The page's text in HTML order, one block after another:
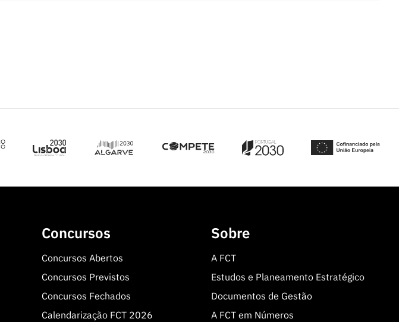
Concursos
Concursos Abertos
Concursos Previstos
Concursos Fechados
Calendarização FCT 2026
Sobre
A FCT
Estudos e Planeamento Estratégico
Documentos de Gestão
A FCT em Números